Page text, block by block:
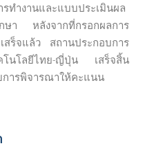
ทำงานและแบบประเมินผล
ษา หลังจากที่กรอกผลการ
สร็จแล้ว สถานประกอบการ
คโนโลยีไทย-ญี่ปุ่น เสร็จสิ้น
การพิจารณาให้คะแนน